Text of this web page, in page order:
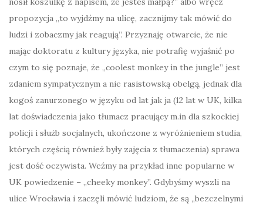
propozycja „to wyjdźmy na ulicę, zacznijmy tak mówić do
ludzi i zobaczmy jak reagują”. Przyznaję otwarcie, że nie
mając doktoratu z kultury języka, nie potrafię wyjaśnić po
czym to się poznaje, że „coolest monkey in the jungle” jest
zdaniem sympatycznym a nie rasistowską obelgą, jednak dla
kogoś zanurzonego w języku od lat jak ja (12 lat w UK, kilka
lat doświadczenia jako tłumacz pracujący m.in dla szkockiej
policji i służb socjalnych, ukończone z wyróżnieniem studia,
których częścią również były zajęcia z tłumaczenia) sprawa
jest dość oczywista. Weźmy na przykład inne popularne w
UK powiedzenie – „cheeky monkey”. Gdybyśmy wyszli na
ulice Wrocławia i zaczęli mówić ludziom, że są „bezczelnymi